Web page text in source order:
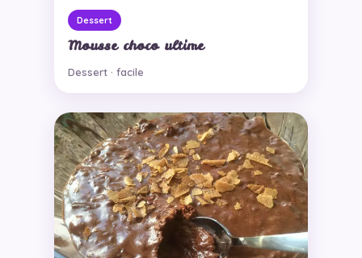
Dessert
Mousse choco ultime
Dessert · facile